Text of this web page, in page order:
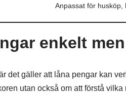
Anpassat för husköp,
enkelt
det gäller att låna pengar kan
utan också om att förstå